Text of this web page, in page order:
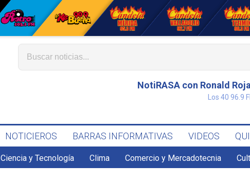
NotiRASA con Ronald
Los 40 96.9
NOTICIEROS BARRAS INFORMATIVAS VIDEOS
Ciencia y Tecnología Clima Comercio y Mercadotecnia